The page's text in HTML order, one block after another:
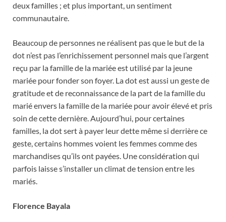
deux familles ; et plus important, un sentiment
communautaire.
Beaucoup de personnes ne réalisent pas que le but de la
dot n’est pas l’enrichissement personnel mais que l’argent
reçu par la famille de la mariée est utilisé par la jeune
mariée pour fonder son foyer. La dot est aussi un geste de
gratitude et de reconnaissance de la part de la famille du
marié envers la famille de la mariée pour avoir élevé et pris
soin de cette dernière. Aujourd’hui, pour certaines
familles, la dot sert à payer leur dette même si derrière ce
geste, certains hommes voient les femmes comme des
marchandises qu’ils ont payées. Une considération qui
parfois laisse s’installer un climat de tension entre les
mariés.
Florence Bayala